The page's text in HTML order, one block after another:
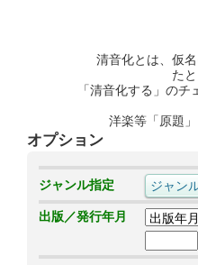
清音化とは、仮
た
「清音化する」の
洋楽等「原題
オプション
ジャンル指定
出版／発行年月